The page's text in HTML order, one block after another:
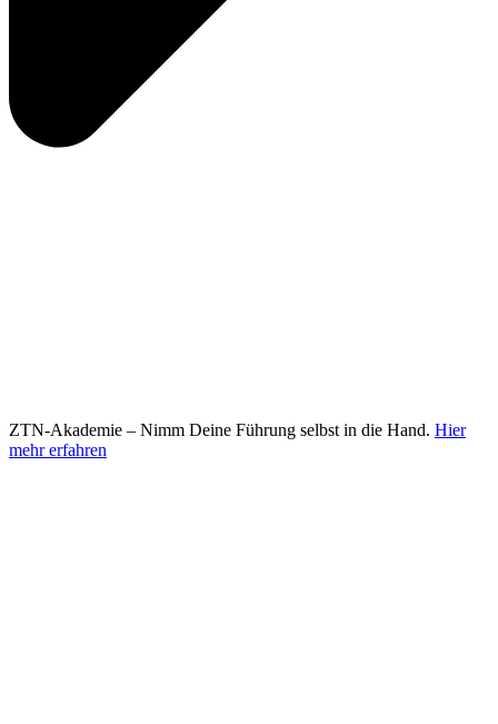
ZTN-Akademie – Nimm Deine Führung selbst in die Hand. Hier
mehr erfahren